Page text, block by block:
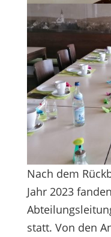
Nach dem
Jahr 2023
statt. Von den